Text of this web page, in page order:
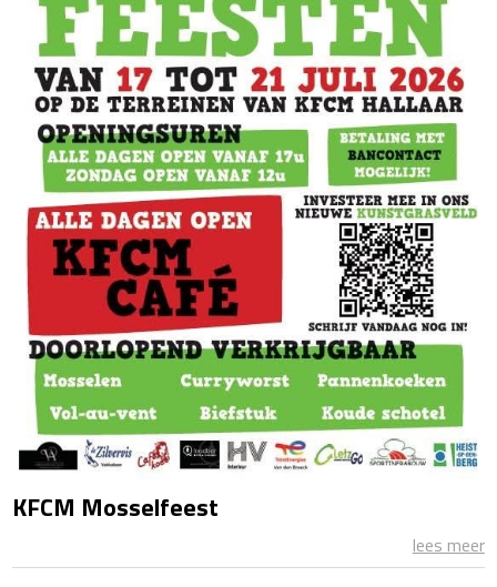
KFCM Mosselfeest
lees meer